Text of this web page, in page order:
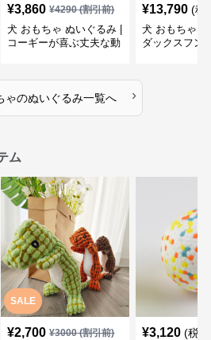
¥3,860 ¥4290(割引前)
犬 おもちゃ ぬいぐるみ |
コーギーが喜ぶ丈夫な動
¥13,790 (税
犬 おもちゃ
ダックスフン
ゃのぬいぐるみ一覧へ ›
ム
SALE
¥2,700 ¥3000(割引前) ¥3,120 (税